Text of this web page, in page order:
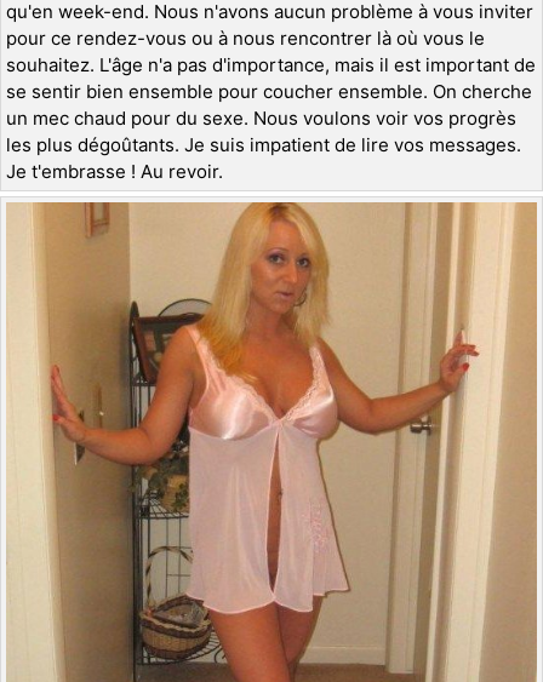
qu'en week-end. Nous n'avons aucun problème à vous inviter
pour ce rendez-vous ou à nous rencontrer là où vous le
souhaitez. L'âge n'a pas d'importance, mais il est important de
se sentir bien ensemble pour coucher ensemble. On cherche
un mec chaud pour du sexe. Nous voulons voir vos progrès
les plus dégoûtants. Je suis impatient de lire vos messages.
Je t'embrasse ! Au revoir.